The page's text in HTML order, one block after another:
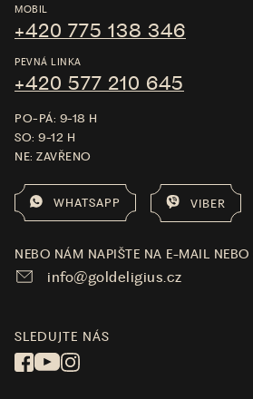
MOBIL
+420 775 138 346
PEVNÁ LINKA
+420 577 210 645
PO-PÁ: 9-18 H
SO: 9-12 H
NE: ZAVŘENO
WHATSAPP VIBER
NEBO NÁM NAPIŠTE NA E-MAIL NEBO
info@goldeligius.cz
SLEDUJTE NÁS